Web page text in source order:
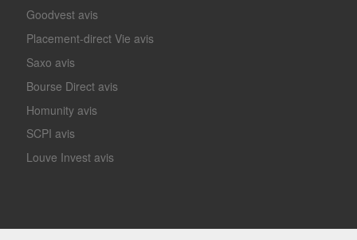
Goodvest avis
Placement-direct Vie avis
Saxo avis
Bourse Direct avis
Homunity avis
SCPI avis
Louve Invest avis